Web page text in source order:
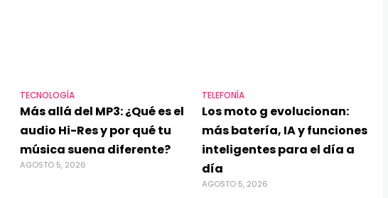
TECNOLOGÍA
Más allá del MP3: ¿Qué es el
audio Hi-Res y por qué tu
música suena diferente?
AGOSTO 5, 2026
TELEFONÍA
Los moto g evolucionan:
más batería, IA y funciones
inteligentes para el día a
día
AGOSTO 5, 2026